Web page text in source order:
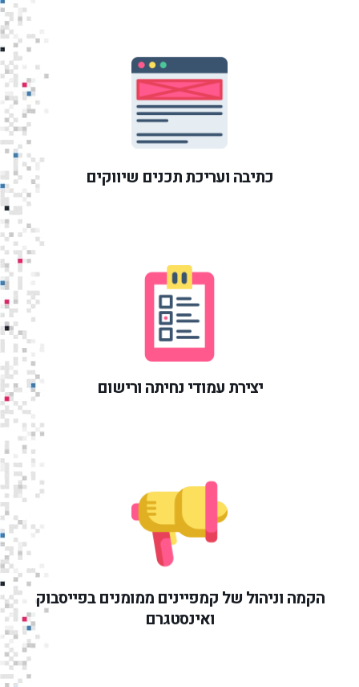
כתיבה ועריכת תכנים שיווקים
יצירת עמודי נחיתה ורישום
הקמה וניהול של קמפיינים ממומנים בפייסבוק
ואינסטגרם